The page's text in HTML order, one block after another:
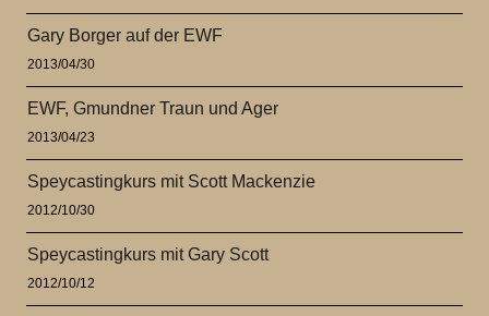
Gary Borger auf der EWF
2013/04/30
EWF, Gmundner Traun und Ager
2013/04/23
Speycastingkurs mit Scott Mackenzie
2012/10/30
Speycastingkurs mit Gary Scott
2012/10/12